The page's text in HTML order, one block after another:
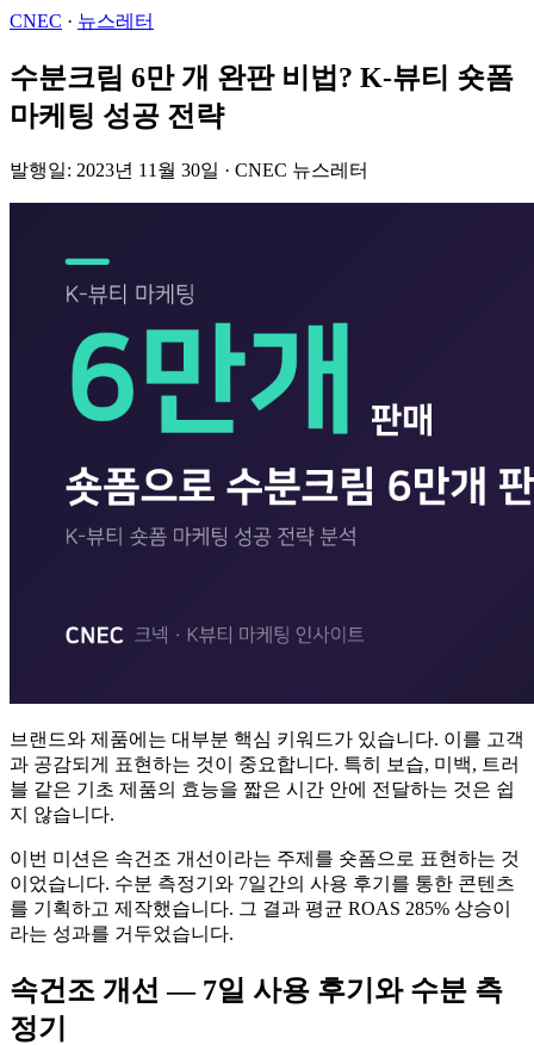
CNEC · 뉴스레터
수분크림 6만 개 완판 비법? K-뷰티 숏폼
마케팅 성공 전략
발행일: 2023년 11월 30일 · CNEC 뉴스레터
브랜드와 제품에는 대부분 핵심 키워드가 있습니다. 이를 고객
과 공감되게 표현하는 것이 중요합니다. 특히 보습, 미백, 트러
블 같은 기초 제품의 효능을 짧은 시간 안에 전달하는 것은 쉽
지 않습니다.
이번 미션은 속건조 개선이라는 주제를 숏폼으로 표현하는 것
이었습니다. 수분 측정기와 7일간의 사용 후기를 통한 콘텐츠
를 기획하고 제작했습니다. 그 결과 평균 ROAS 285% 상승이
라는 성과를 거두었습니다.
속건조 개선 — 7일 사용 후기와 수분 측
정기